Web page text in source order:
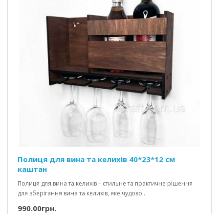
Полиця для вина та келихів 40*23*12 см
каштан
Полиця для вина та келихів – стильне та практичне рішення
для зберігання вина та келихів, яке чудово..
990.00грн.